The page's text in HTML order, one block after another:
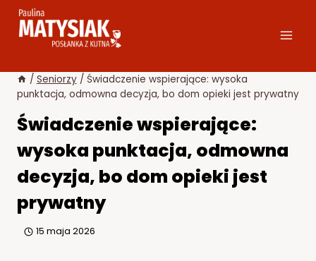
Przejdź
/ Seniorzy / Świadczenie wspierające: wysoka
punktacja, odmowna decyzja, bo dom opieki jest prywatny
Świadczenie wspierające:
wysoka punktacja, odmowna
decyzja, bo dom opieki jest
prywatny
15 maja 2026